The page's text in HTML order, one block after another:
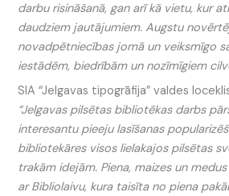
darbu risināšanā, gan arī kā vietu, kur
daudziem jautājumiem. Augstu
novadpētniecības jomā un veiksmīgo
iestādēm, biedrībām un nozīmīgiem
SIA “Jelgavas tipogrāfija” valdes
“Jelgavas pilsētas bibliotēkas darbs
interesantu pieeju lasīšanas
bibliotekāres visos lielakajos pilsētas
trakām idejām. Piena, maizes un
ar Bibliolaivu, kura taisīta no piena